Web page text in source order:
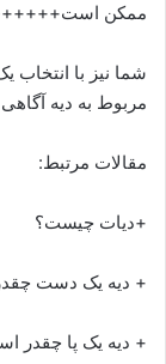
ممکن
شما نیز با انتخاب
مربوط به دیه
مقالات مرتبط:
+دیات چیست؟
+ دیه یک دست
+ دیه یک پا چقدر